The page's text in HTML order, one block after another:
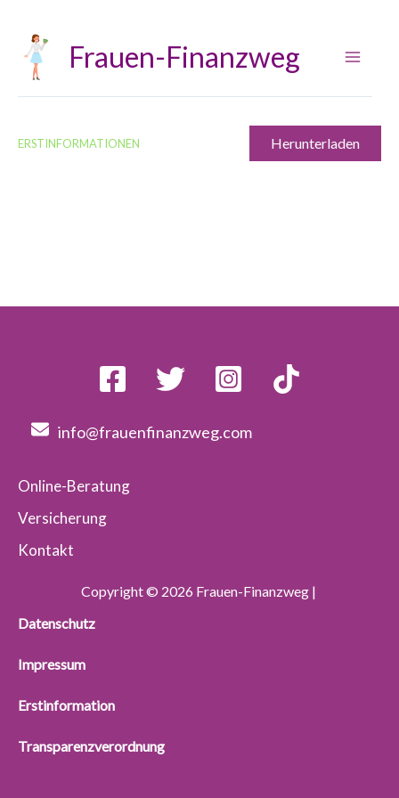
Inhalt
springen
Frauen-Finanzweg
ERSTINFORMATIONEN Herunterladen
info@frauenfinanzweg.com
Online-Beratung
Versicherung
Kontakt
Copyright © 2026 Frauen-Finanzweg |
Datenschutz
Impressum
Erstinformation
Transparenzverordnung